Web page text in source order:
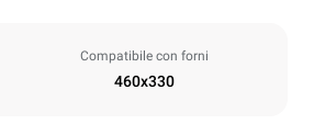
Compatibile con forni
460x330